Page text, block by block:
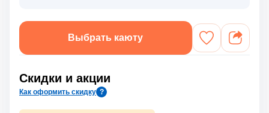
Выбрать каюту
Скидки и акции
Как оформить скидку ?